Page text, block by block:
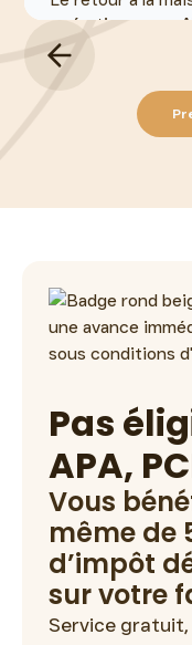
opération ou un
Nous
et le suivi
En savoir plus
Pas
APA,
Vous
même de
d’impôt
sur votre
Service gratuit,